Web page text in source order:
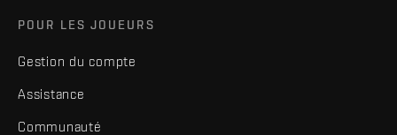
POUR LES JOUEURS
Gestion du compte
Assistance
Communauté